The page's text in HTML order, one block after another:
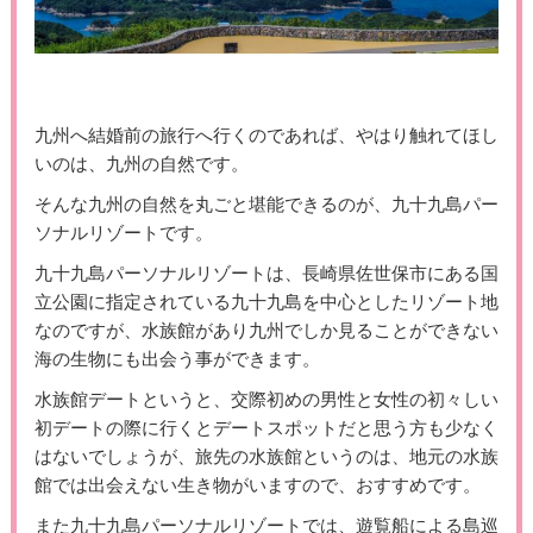
九州へ結婚前の旅行へ行くのであれば、やはり触れてほし
いのは、九州の自然です。
そんな九州の自然を丸ごと堪能できるのが、九十九島パー
ソナルリゾートです。
九十九島パーソナルリゾートは、長崎県佐世保市にある国
立公園に指定されている九十九島を中心としたリゾート地
なのですが、水族館があり九州でしか見ることができない
海の生物にも出会う事ができます。
水族館デートというと、交際初めの男性と女性の初々しい
初デートの際に行くとデートスポットだと思う方も少なく
はないでしょうが、旅先の水族館というのは、地元の水族
館では出会えない生き物がいますので、おすすめです。
また九十九島パーソナルリゾートでは、遊覧船による島巡